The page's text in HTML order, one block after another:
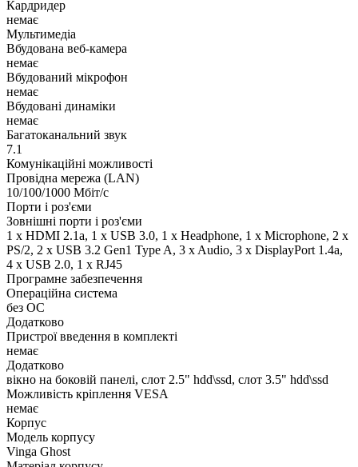
Кардридер
немає
Мультимедіа
Вбудована веб-камера
немає
Вбудований мікрофон
немає
Вбудовані динаміки
немає
Багатоканальний звук
7.1
Комунікаційні можливості
Провідна мережа (LAN)
10/100/1000 Мбіт/с
Порти і роз'єми
Зовнішні порти і роз'єми
1 x HDMI 2.1a, 1 x USB 3.0, 1 x Нeadphone, 1 х Microphone, 2 x
PS/2, 2 x USB 3.2 Gen1 Type A, 3 x Audio, 3 x DisplayPort 1.4a,
4 x USB 2.0, 1 x RJ45
Програмне забезпечення
Операційна система
без ОС
Додатково
Пристрої введення в комплекті
немає
Додатково
вікно на боковій панелі, слот 2.5" hdd\ssd, слот 3.5" hdd\ssd
Можливість кріплення VESA
немає
Корпус
Модель корпусу
Vinga Ghost